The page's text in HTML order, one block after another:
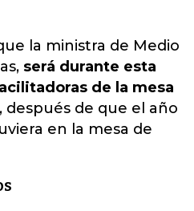
la ministra de Medio
será durante esta
de la mesa
después de que el año
en la mesa de